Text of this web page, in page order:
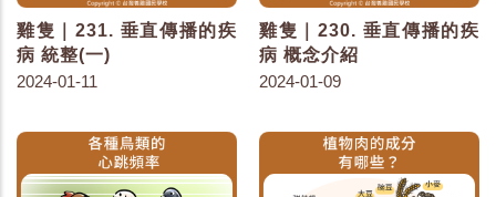
雞隻｜231. 垂直傳播的疾
病 統整(一)
2024-01-11
雞隻｜230. 垂直傳播的疾
病 概念介紹
2024-01-09